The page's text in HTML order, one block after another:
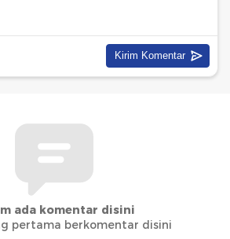
ada komentar disini
pertama berkomentar disini